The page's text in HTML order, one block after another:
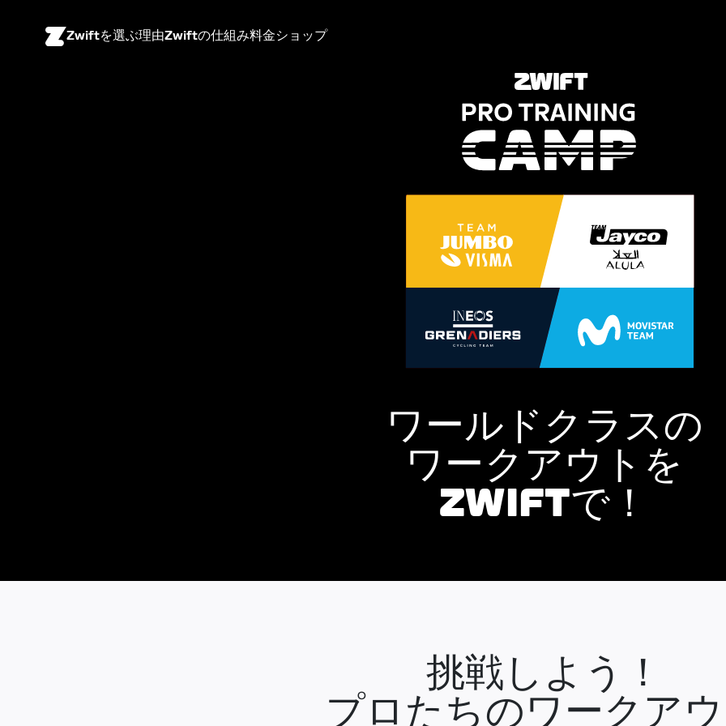
Zwiftを選ぶ理由Zwiftの仕組み料金ショップ
ワールドクラスの
ワークアウトを
ZWIFTで！
挑戦しよう！
プロたちのワークア